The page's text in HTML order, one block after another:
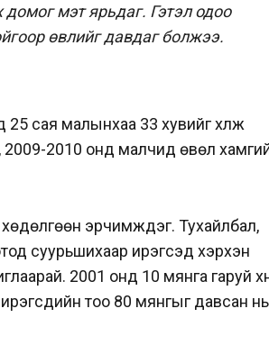
мэт ярьдаг. Гэтэл одоо
өвлийг давдаг болжээ.
сая малынхаа 33 хувийг үхүүлж
2010 онд малчид өвөл
эрчимждэг. Тухайлбал,
суурьшихаар ирэгсэд хэрхэн
2001 онд 10 мянга гаруй
тоо 80 мянгыг давсан нь